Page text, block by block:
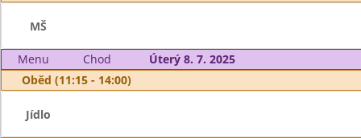
MŠ
Menu Chod
Úterý 8. 7. 2025
Oběd (11:15 - 14:00)
Jídlo